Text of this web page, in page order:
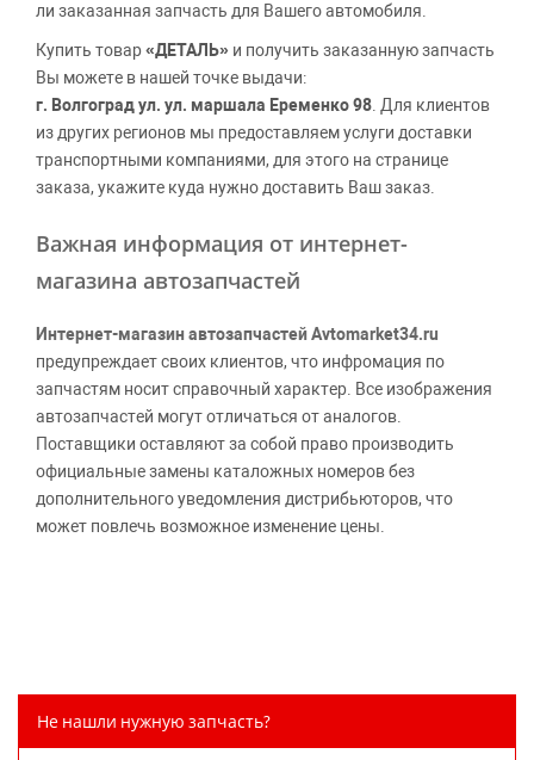
ли заказанная запчасть для Вашего автомобиля.
Купить товар«ДЕТАЛЬ» и получить заказанную запчасть
Вы можете в нашей точке выдачи:
г. Волгоград ул. ул. маршала Еременко 98 . Для клиентов
из других регионов мы предоставляем услуги доставки
транспортными компаниями, для этого на странице
заказа, укажите куда нужно доставить Ваш заказ.
Важная информация от интернет-
магазина автозапчастей
Интернет-магазин автозапчастей Avtomarket34.ru
предупреждает своих клиентов, что инфромация по
запчастям носит справочный характер. Все изображения
автозапчастей могут отличаться от аналогов.
Поставщики оставляют за собой право производить
официальные замены каталожных номеров без
дополнительного уведомления дистрибьюторов, что
может повлечь возможное изменение цены.
предлагаемых к продаже запасных частей для
Не нашли нужную запчасть?